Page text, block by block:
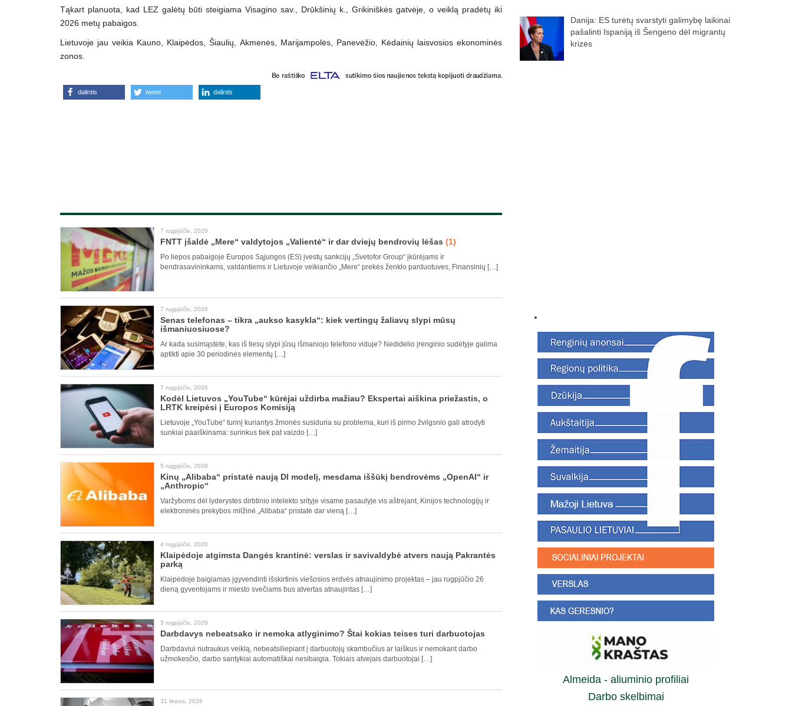
Tąkart planuota, kad LEZ galėtų būti steigiama Visagino sav., Drūkšinių k., Grikiniškės gatvėje, o veiklą pradėtų iki
2026 metų pabaigos.
Lietuvoje jau veikia Kauno, Klaipėdos, Šiaulių, Akmenės, Marijampolės, Panevėžio, Kėdainių laisvosios ekonominės
zonos.
dalintis tweet dalintis
7 rugpjūčio, 2026
FNTT įšaldė „Mere“ valdytojos „Valientė“ ir dar dviejų bendrovių lėšas (1)
Po liepos pabaigoje Europos Sąjungos (ES) įvestų sankcijų „Svetofor Group“ įkūrėjams ir
bendrasavininkams, valdantiems ir Lietuvoje veikiančio „Mere“ prekės ženklo parduotuves, Finansinių […]
7 rugpjūčio, 2026
Senas telefonas – tikra „aukso kasykla“: kiek vertingų žaliavų slypi mūsų
išmaniuosiuose?
Ar kada susimąstėte, kas iš tiesų slypi jūsų išmaniojo telefono viduje? Nedidelio įrenginio sudėtyje galima
aptikti apie 30 periodinės elementų […]
7 rugpjūčio, 2026
Kodėl Lietuvos „YouTube“ kūrėjai uždirba mažiau? Ekspertai aiškina priežastis, o
LRTK kreipėsi į Europos Komisiją
Lietuvoje „YouTube“ turinį kuriantys žmonės susiduria su problema, kuri iš pirmo žvilgsnio gali atrodyti
sunkiai paaiškinama: surinkus tiek pat vaizdo […]
5 rugpjūčio, 2026
Kinų „Alibaba“ pristatė naują DI modelį, mesdama iššūkį bendrovėms „OpenAI“ ir
„Anthropic“
Varžyboms dėl lyderystės dirbtinio intelekto srityje visame pasaulyje vis aštrėjant, Kinijos technologijų ir
elektroninės prekybos milžinė „Alibaba“ pristatė dar vieną […]
4 rugpjūčio, 2026
Klaipėdoje atgimsta Dangės krantinė: verslas ir savivaldybė atvers naują Pakrantės
parką
Klaipėdoje baigiamas įgyvendinti išskirtinis viešosios erdvės atnaujinimo projektas – jau rugpjūčio 26
dieną gyventojams ir miesto svečiams bus atvertas atnaujintas […]
3 rugpjūčio, 2026
Darbdavys nebeatsako ir nemoka atlyginimo? Štai kokias teises turi darbuotojas
Darbdaviui nutraukus veiklą, nebeatsiliepiant į darbuotojų skambučius ar laiškus ir nemokant darbo
užmokesčio, darbo santykiai automatiškai nesibaigia. Tokiais atvejais darbuotojai […]
31 liepos, 2026
Danija: ES turėtų svarstyti galimybę laikinai
pašalinti Ispaniją iš Šengeno dėl migrantų
krizės
Almeida - aliuminio profiliai
Darbo skelbimai